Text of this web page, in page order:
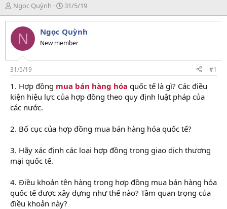
T
h
r
e
d
s
t
a
r
t
e
Ngọc Quỳnh
N
g
à
y
g
i
31/5/19
N Ngọc Quỳnh
New member
31/5/19 #1
1. Hợp đồng mua bán hàng hóa quốc tế là gì? Các điều
kiện hiệu lực của hợp đồng theo quy định luật pháp của
các nước.
2. Bố cục của hợp đồng mua bán hàng hóa quốc tế?
3. Hãy xác định các loại hợp đồng trong giao dịch thương
mại quốc tế.
4. Điều khoản tên hàng trong hợp đồng mua bán hàng hóa
quốc tế được xây dựng như thế nào? Tầm quan trọng của
điều khoản này?